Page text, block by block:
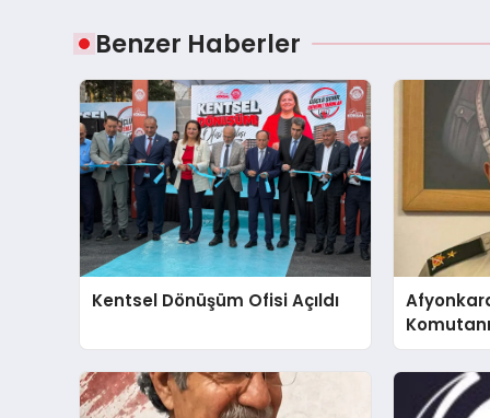
Benzer Haberler
Kentsel Dönüşüm Ofisi Açıldı